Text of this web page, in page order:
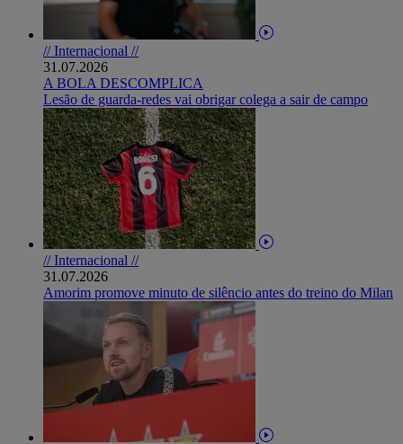
// Internacional //
31.07.2026
A BOLA DESCOMPLICA
Lesão de guarda-redes vai obrigar colega a sair de campo
// Internacional //
31.07.2026
Amorim promove minuto de silêncio antes do treino do Milan